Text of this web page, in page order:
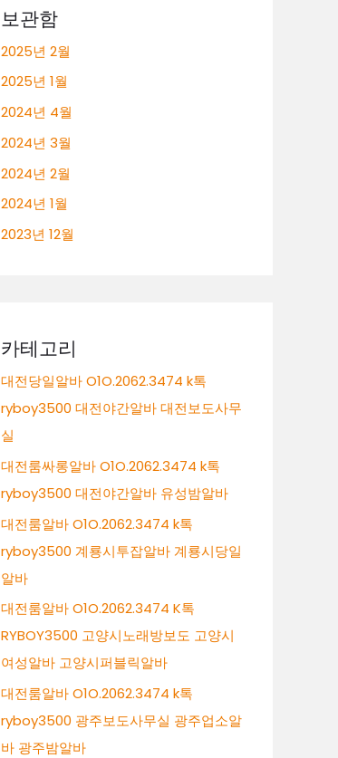
보관함
2025년 2월
2025년 1월
2024년 4월
2024년 3월
2024년 2월
2024년 1월
2023년 12월
카테고리
대전당일알바 O1O.2062.3474 k톡
ryboy3500 대전야간알바 대전보도사무
실
대전룸싸롱알바 O1O.2062.3474 k톡
ryboy3500 대전야간알바 유성밤알바
대전룸알바 O1O.2062.3474 k톡
ryboy3500 계룡시투잡알바 계룡시당일
알바
대전룸알바 O1O.2062.3474 K톡
RYBOY3500 고양시노래방보도 고양시
여성알바 고양시퍼블릭알바
대전룸알바 O1O.2062.3474 k톡
ryboy3500 광주보도사무실 광주업소알
바 광주밤알바